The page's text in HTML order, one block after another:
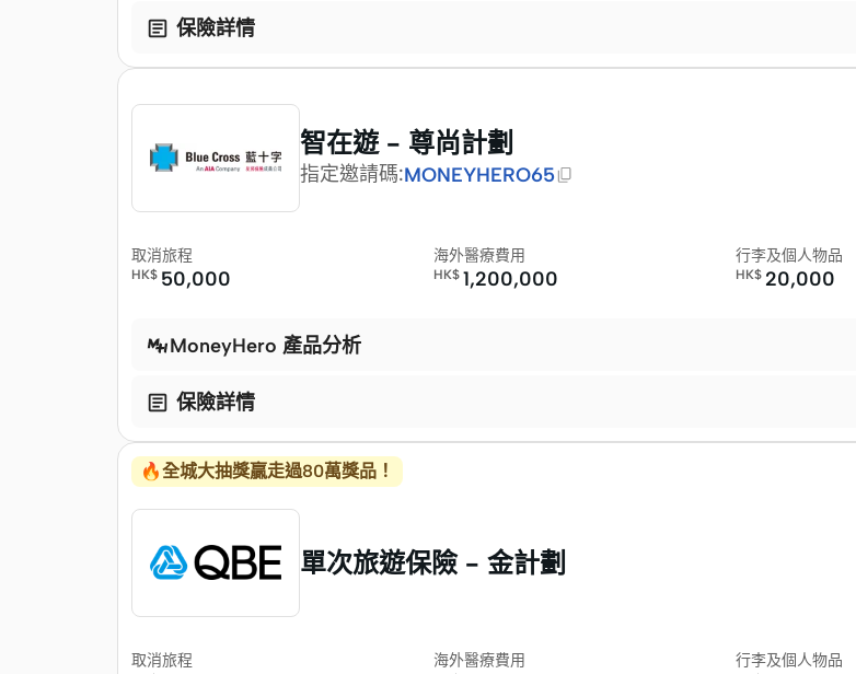
 保險詳情
智在遊 - 尊尚計劃
指定邀請碼:MONEYHERO65
取消旅程
HK$ 50,000
海外醫療費用
HK$ 1,200,000
行李及個人物品
HK$ 20,000
MoneyHero 產品分析
 保險詳情
🔥全城大抽獎贏走過80萬獎品！
單次旅遊保險 - 金計劃
取消旅程 海外醫療費用 行李及個人物品